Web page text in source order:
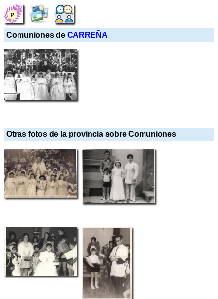
Comuniones de CARREÑA
Otras fotos de la provincia sobre Comuniones